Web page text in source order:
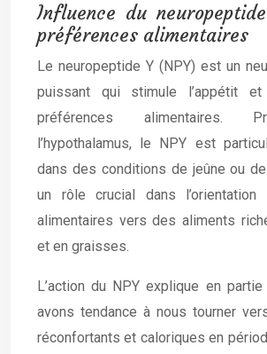
Influence du
préférences alimentaires
Le neuropeptide Y (NPY) est un
puissant qui stimule l’appétit
préférences alimentaires.
l’hypothalamus, le NPY est
dans des conditions de jeûne ou
un rôle crucial dans
alimentaires vers des aliments
et en graisses.
L’action du NPY explique en
avons tendance à nous tourner
réconfortants et caloriques en